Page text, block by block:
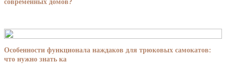
современных домов?
Особенности функционала наждаков для трюковых самокатов:
что нужно знать ка